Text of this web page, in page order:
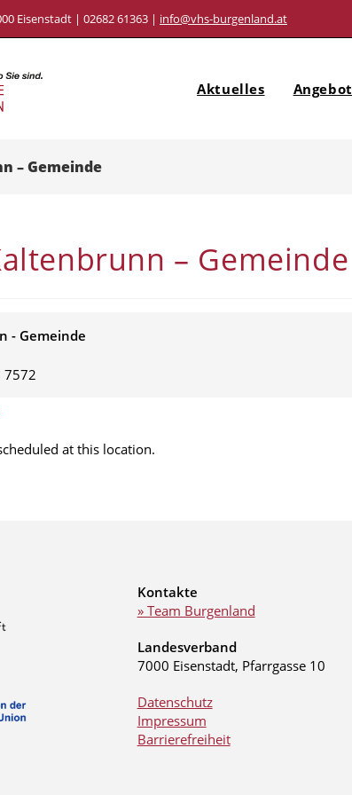
Eisenstadt | 02682 61363 | info@vhs-burgenland.at
Aktuelles Angebot
– Gemeinde
– Gemeinde
- Gemeinde
7572
at this location.
Kontakte
» Team Burgenland
Landesverband
7000 Eisenstadt, Pfarrgasse 10
Datenschutz
Impressum
Barrierefreiheit